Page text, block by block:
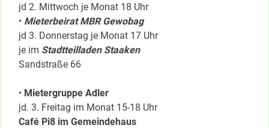
jd 2. Mittwoch je Monat 18 Uhr
• Mieterbeirat MBR Gewobag
jd 3. Donnerstag je Monat 17 Uhr
je im Stadtteilladen Staaken
Sandstraße 66
• Mietergruppe Adler
jd. 3. Freitag im Monat 15-18 Uhr
Café Pi8 im Gemeindehaus